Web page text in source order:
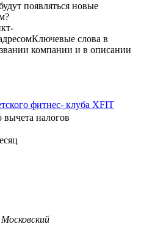
появляться новые
Ключевые слова в
компании и в описании
фитнес- клуба XFIT
вычета налогов